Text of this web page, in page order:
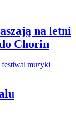
na letni
Chorin